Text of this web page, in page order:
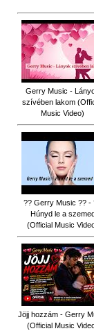
Gerry Music -
szívében lakom
Music Video)
?? Gerry Music ?? -
Húnyd le a
(Official Music
Jöjj hozzám - Gerry
(Official Music